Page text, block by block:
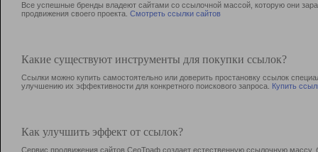
Все успешные бренды владеют сайтами со ссылочной массой, которую они
продвижения своего проекта. Смотреть ссылки сайтов
Какие существуют инструменты для покупки ссылок?
Ссылки можно купить самостоятельно или доверить простановку ссылок
улучшению их эффективности для конкретного поискового запроса. Купить
Как улучшить эффект от ссылок?
Сервис продвижения сайтов СеоТраф создает естественную ссылочную